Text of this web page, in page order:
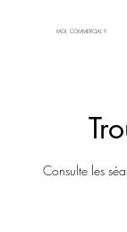
MOI, COMMERCIAL ?
Consulte les